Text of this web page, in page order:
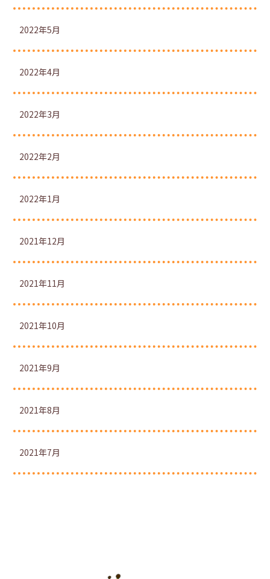
2022年5月
2022年4月
2022年3月
2022年2月
2022年1月
2021年12月
2021年11月
2021年10月
2021年9月
2021年8月
2021年7月